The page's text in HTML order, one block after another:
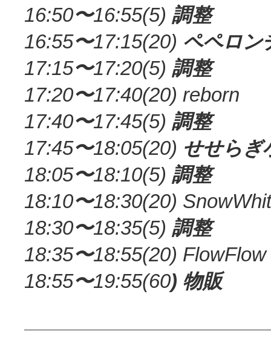
16:50〜16:55(5) 調整
16:55〜17:15(20) ペペロン
17:15〜17:20(5) 調整
17:20〜17:40(20) reborn
17:40〜17:45(5) 調整
17:45〜18:05(20) せせらぎ
18:05〜18:10(5) 調整
18:10〜18:30(20)
18:30〜18:35(5) 調整
18:35〜18:55(20) FlowFlow
18:55〜19:55(60) 物販